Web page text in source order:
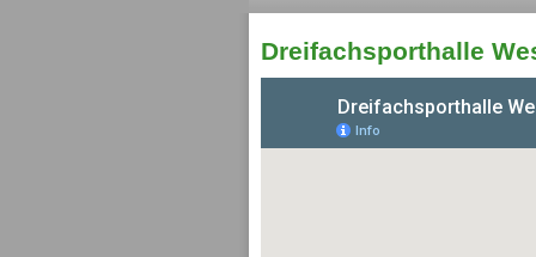
Dreifachsporthalle